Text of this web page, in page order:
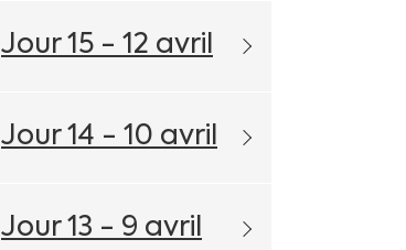
Jour 15 - 12 avril
Jour 14 - 10 avril
Jour 13 - 9 avril